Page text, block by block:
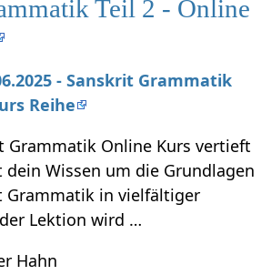
Teil 2 - Online
- Sanskrit Grammatik
Reihe
Grammatik Online Kurs vertieft
dein Wissen um die Grundlagen
Grammatik in vielfältiger
Lektion wird …
Hahn